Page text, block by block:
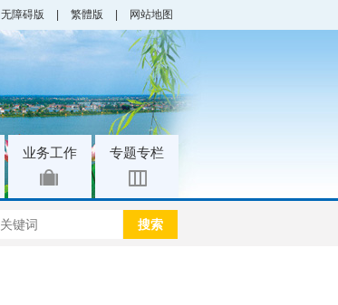
无障碍版 繁體版 网站地图
业务工作 专题专栏
搜索